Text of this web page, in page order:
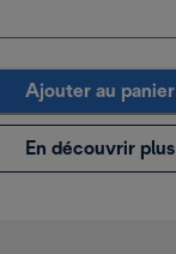
Ajouter au panier
En découvrir plus